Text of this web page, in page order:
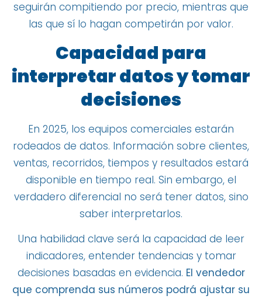
seguirán compitiendo por precio, mientras que
las que sí lo hagan competirán por valor.
Capacidad para
interpretar datos y tomar
decisiones
En 2025, los equipos comerciales estarán
rodeados de datos. Información sobre clientes,
ventas, recorridos, tiempos y resultados estará
disponible en tiempo real. Sin embargo, el
verdadero diferencial no será tener datos, sino
saber interpretarlos.
Una habilidad clave será la capacidad de leer
indicadores, entender tendencias y tomar
decisiones basadas en evidencia. El vendedor
que comprenda sus números podrá ajustar su